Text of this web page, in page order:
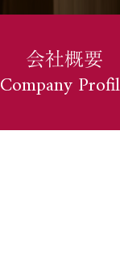
会社概要
Company